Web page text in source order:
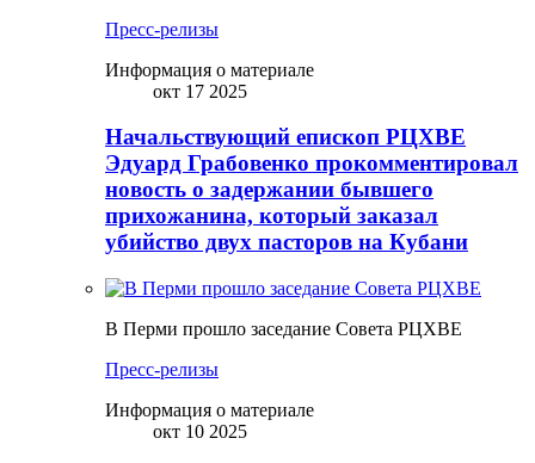
Пресс-релизы
Информация о материале
окт 17 2025
Начальствующий епископ РЦХВЕ
Эдуард Грабовенко прокомментировал
новость о задержании бывшего
прихожанина, который заказал
убийство двух пасторов на Кубани
В Перми прошло заседание Совета РЦХВЕ
Пресс-релизы
Информация о материале
окт 10 2025